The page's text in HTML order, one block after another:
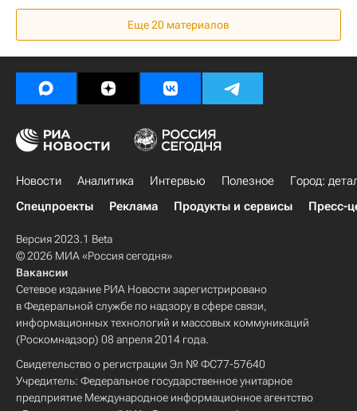
Еще 20 материалов
Новости Аналитика Интервью Полезное
Город:
Спецпроекты
Реклама Продукты и сервисы Пресс-
Версия 2023.1 Beta
© 2026 МИА «Россия сегодня»
Вакансии
Сетевое издание РИА Новости зарегистрировано
в Федеральной службе по надзору в сфере связи,
информационных технологий и массовых коммуникаций
(Роскомнадзор) 08 апреля 2014 года.
Свидетельство о регистрации Эл № ФС77-57640
Учредитель: Федеральное государственное унитарное
предприятие Международное информационное агентство